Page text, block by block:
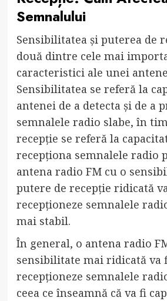
Semnalului
Sensibilitatea și puterea de
două dintre cele mai
caracteristici ale unei
Sensibilitatea se referă la
antenei de a detecta și de a
semnalele radio slabe, în
recepție se referă la
recepționa semnalele radio
antena radio FM cu o
putere de recepție ridicată
recepționeze semnalele
mai stabil.
În general, o antena radio
sensibilitate mai ridicată va
recepționeze semnalele
ceea ce înseamnă că va fi